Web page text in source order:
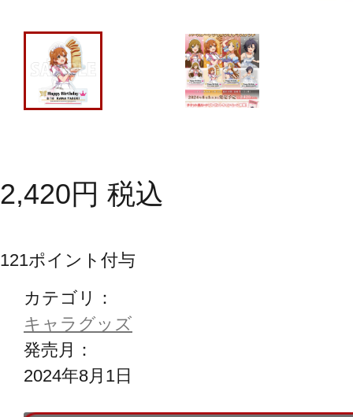
2,420円 税込
121ポイント付与
カテゴリ：
キャラグッズ
発売月：
2024年8月1日